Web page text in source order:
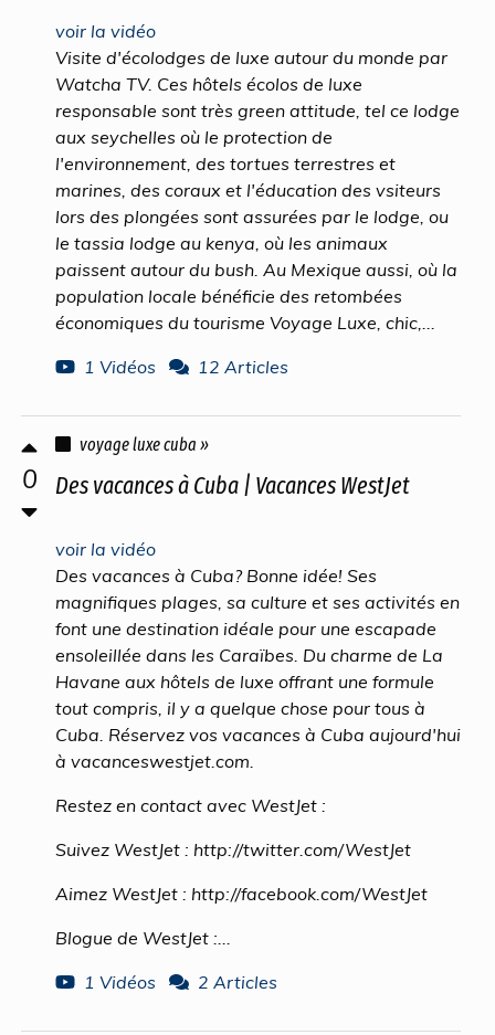
voir la vidéo
Visite d'écolodges de luxe autour du monde par
Watcha TV. Ces hôtels écolos de luxe
responsable sont très green attitude, tel ce lodge
aux seychelles où le protection de
l'environnement, des tortues terrestres et
marines, des coraux et l'éducation des vsiteurs
lors des plongées sont assurées par le lodge, ou
le tassia lodge au kenya, où les animaux
paissent autour du bush. Au Mexique aussi, où la
population locale bénéficie des retombées
économiques du tourisme Voyage Luxe, chic,...
1 Vidéos
12 Articles
0
voyage luxe cuba »
Des vacances à Cuba | Vacances WestJet
voir la vidéo
Des vacances à Cuba? Bonne idée! Ses
magnifiques plages, sa culture et ses activités en
font une destination idéale pour une escapade
ensoleillée dans les Caraïbes. Du charme de La
Havane aux hôtels de luxe offrant une formule
tout compris, il y a quelque chose pour tous à
Cuba. Réservez vos vacances à Cuba aujourd'hui
à vacanceswestjet.com.
Restez en contact avec WestJet :
Suivez WestJet : http://twitter.com/WestJet
Aimez WestJet : http://facebook.com/WestJet
Blogue de WestJet :...
1 Vidéos
2 Articles